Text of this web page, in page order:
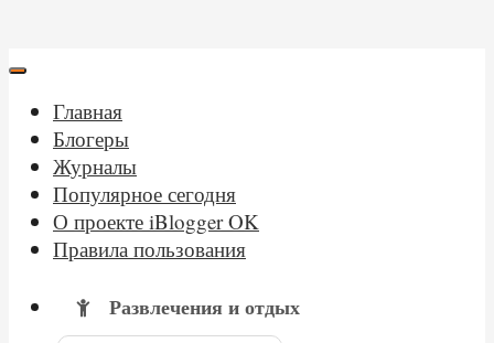
Главная
Блогеры
Журналы
Популярное сегодня
О проекте iBlogger OK
Правила пользования
Развлечения и отдых